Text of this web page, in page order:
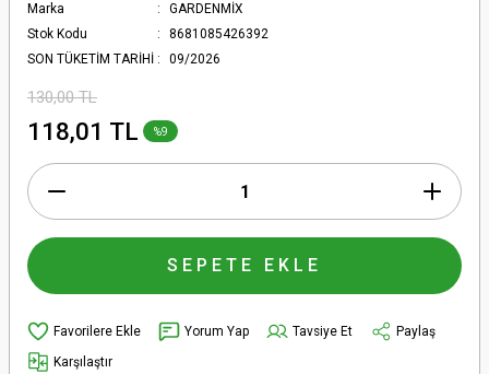
Marka
GARDENMİX
Stok Kodu
8681085426392
SON TÜKETİM TARİHİ
09/2026
130,00 TL
118,01 TL %9
SEPETE EKLE
Yorum Yap Tavsiye Et
Paylaş
Karşılaştır